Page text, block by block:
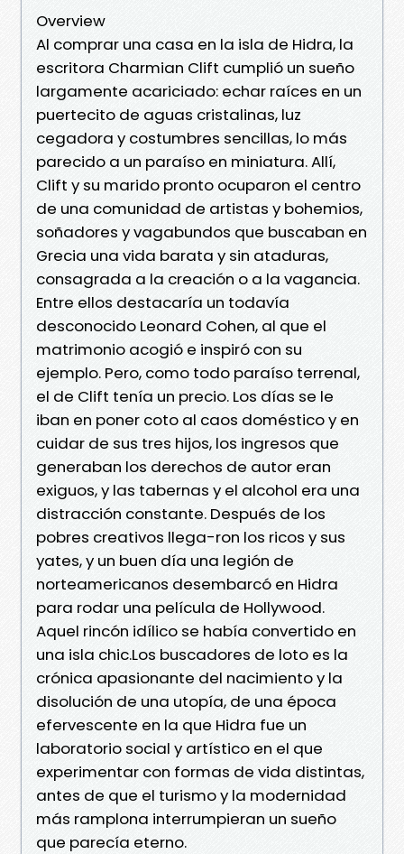
Overview
Al comprar una casa en la isla de Hidra, la
escritora Charmian Clift cumplió un sueño
largamente acariciado: echar raíces en un
puertecito de aguas cristalinas, luz
cegadora y costumbres sencillas, lo más
parecido a un paraíso en miniatura. Allí,
Clift y su marido pronto ocuparon el centro
de una comunidad de artistas y bohemios,
soñadores y vagabundos que buscaban en
Grecia una vida barata y sin ataduras,
consagrada a la creación o a la vagancia.
Entre ellos destacaría un todavía
desconocido Leonard Cohen, al que el
matrimonio acogió e inspiró con su
ejemplo. Pero, como todo paraíso terrenal,
el de Clift tenía un precio. Los días se le
iban en poner coto al caos doméstico y en
cuidar de sus tres hijos, los ingresos que
generaban los derechos de autor eran
exiguos, y las tabernas y el alcohol era una
distracción constante. Después de los
pobres creativos llega-ron los ricos y sus
yates, y un buen día una legión de
norteamericanos desembarcó en Hidra
para rodar una película de Hollywood.
Aquel rincón idílico se había convertido en
una isla chic.Los buscadores de loto es la
crónica apasionante del nacimiento y la
disolución de una utopía, de una época
efervescente en la que Hidra fue un
laboratorio social y artístico en el que
experimentar con formas de vida distintas,
antes de que el turismo y la modernidad
más ramplona interrumpieran un sueño
que parecía eterno.